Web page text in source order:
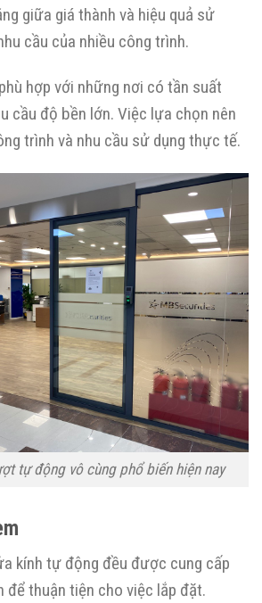
giữa giá thành và hiệu quả sử
cầu của nhiều công trình.
hợp với những nơi có tần suất
cầu độ bền lớn. Việc lựa chọn nên
trình và nhu cầu sử dụng thực tế.
tự động vô cùng phổ biến hiện nay
kính tự động đều được cung cấp
để thuận tiện cho việc lắp đặt.